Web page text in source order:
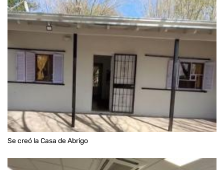
Se creó la Casa de Abrigo